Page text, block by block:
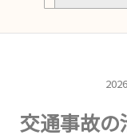
交通事故の